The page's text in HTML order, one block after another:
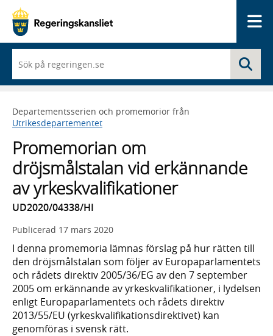
du
börjar
skriva
framträder
en
med
sökförslag
Departementsserien och promemorior från
Utrikesdepartementet
Promemorian om
dröjsmålstalan vid erkännande
av yrkeskvalifikationer
UD2020/04338/HI
Publicerad 17 mars 2020
I denna promemoria lämnas förslag på hur rätten till
den dröjsmålstalan som följer av Europaparlamentets
och rådets direktiv 2005/36/EG av den 7 september
2005 om erkännande av yrkeskvalifikationer, i lydelsen
enligt Europaparlamentets och rådets direktiv
2013/55/EU (yrkeskvalifikationsdirektivet) kan
genomföras i svensk rätt.